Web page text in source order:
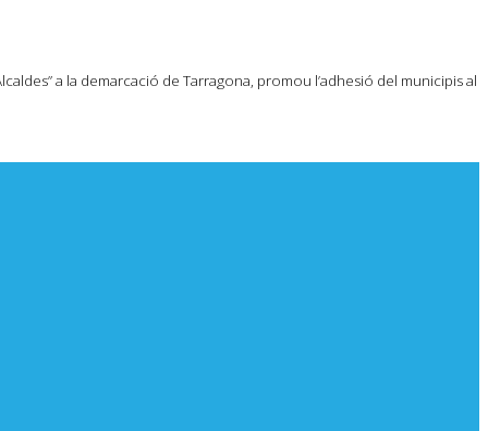
a la demarcació de Tarragona, promou l’adhesió del municipis al